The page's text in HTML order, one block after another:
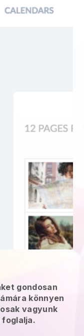
gondosan
könnyen
vagyunk
foglalja.